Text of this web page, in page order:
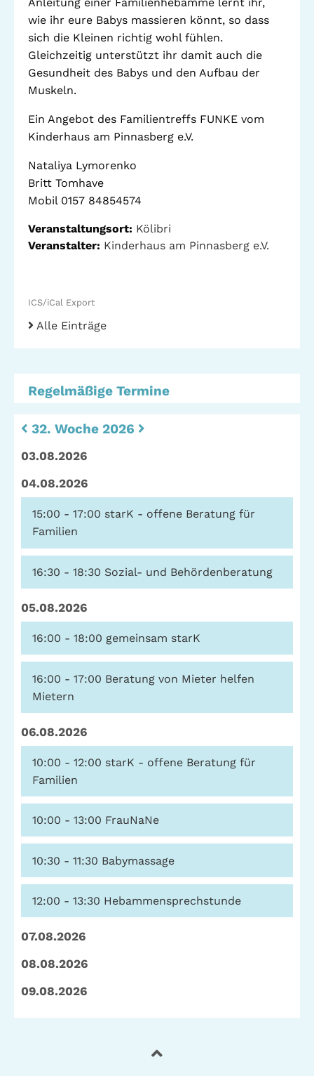
Standorte
Gemeinwesenarbeit
Raumvermietung
Auszeichnungen
Jobs + Praktika
Förderer
Leseförderung
Ferienprogramm
Beratung +
Behördenberatung
Mietern
Familienberatung –
für Fragen zur
Stadtteil + Kultur
GWA St. Pauli e.V.
Hein-Köllisch-Platz 11 + 12, 20359 Hamburg
Telefon: (040) 319 36 23
Fax: (040) 410 98 87 57
E-Mail:
info@gwa-stpauli.de
News
Kontakt Impressum Datenschutz
wie ihr eure Babys massieren könnt, so dass
sich die Kleinen richtig wohl fühlen.
Gleichzeitig unterstützt ihr damit auch die
Gesundheit des Babys und den Aufbau der
Muskeln.
Ein Angebot des Familientreffs FUNKE vom
Kinderhaus am Pinnasberg e.V.
Nataliya Lymorenko
Britt Tomhave
Mobil 0157 84854574
Veranstaltungsort: Kölibri
Veranstalter: Kinderhaus am Pinnasberg e.V.
ICS/iCal Export
Alle Einträge
Regelmäßige Termine
32. Woche 2026
03.08.2026
04.08.2026
15:00 - 17:00 starK - offene Beratung für
Familien
16:30 - 18:30 Sozial- und Behördenberatung
05.08.2026
16:00 - 18:00 gemeinsam starK
16:00 - 17:00 Beratung von Mieter helfen
Mietern
06.08.2026
10:00 - 12:00 starK - offene Beratung für
Familien
10:00 - 13:00 FrauNaNe
10:30 - 11:30 Babymassage
12:00 - 13:30 Hebammensprechstunde
07.08.2026
08.08.2026
09.08.2026